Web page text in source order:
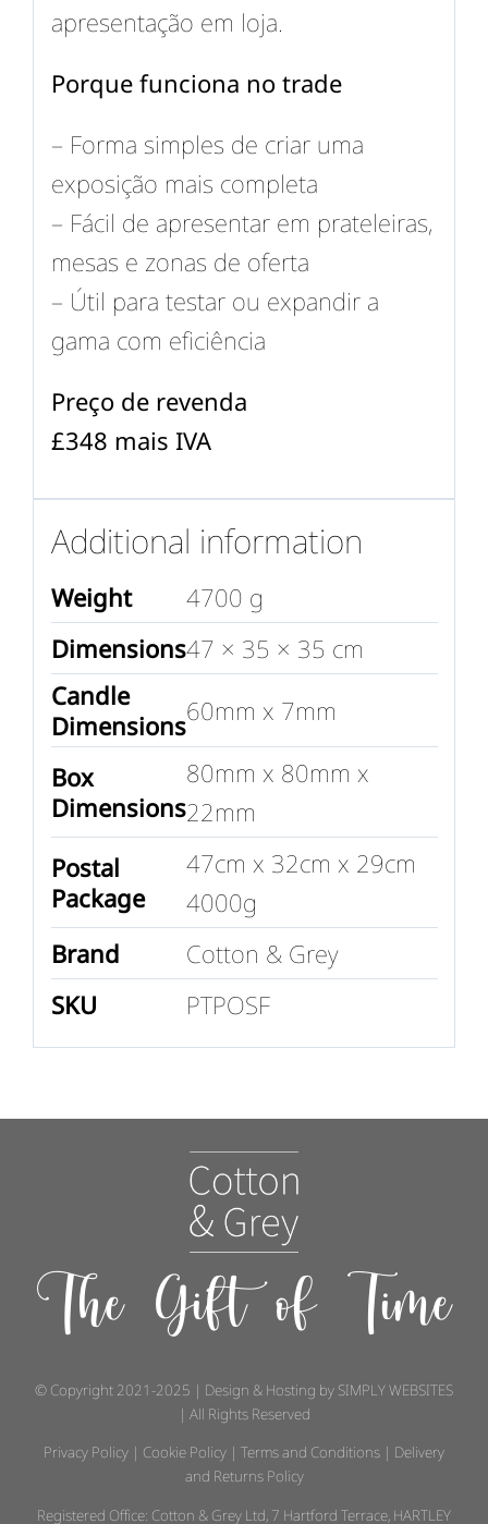
apresentação em loja.
Porque funciona no trade
– Forma simples de criar uma
exposição mais completa
– Fácil de apresentar em prateleiras,
mesas e zonas de oferta
– Útil para testar ou expandir a
gama com eficiência
Preço de revenda
£348 mais IVA
Additional information
Weight
4700 g
Dimensions47 × 35 × 35 cm
Candle
Dimensions60mm x 7mm
Box
Dimensions
80mm x 80mm x
22mm
Postal
Package
47cm x 32cm x 29cm
4000g
Brand
Cotton & Grey
SKU
PTPOSF
The Gift of Time
© Copyright 2021-2025 | Design & Hosting by SIMPLY WEBSITES
| All Rights Reserved
Privacy Policy | Cookie Policy | Terms and Conditions | Delivery
and Returns Policy
Registered Office: Cotton & Grey Ltd, 7 Hartford Terrace, HARTLEY